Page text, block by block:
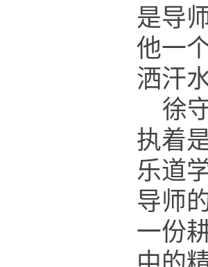
是导
他一
洒汗
徐
执着
乐道
导师
一份